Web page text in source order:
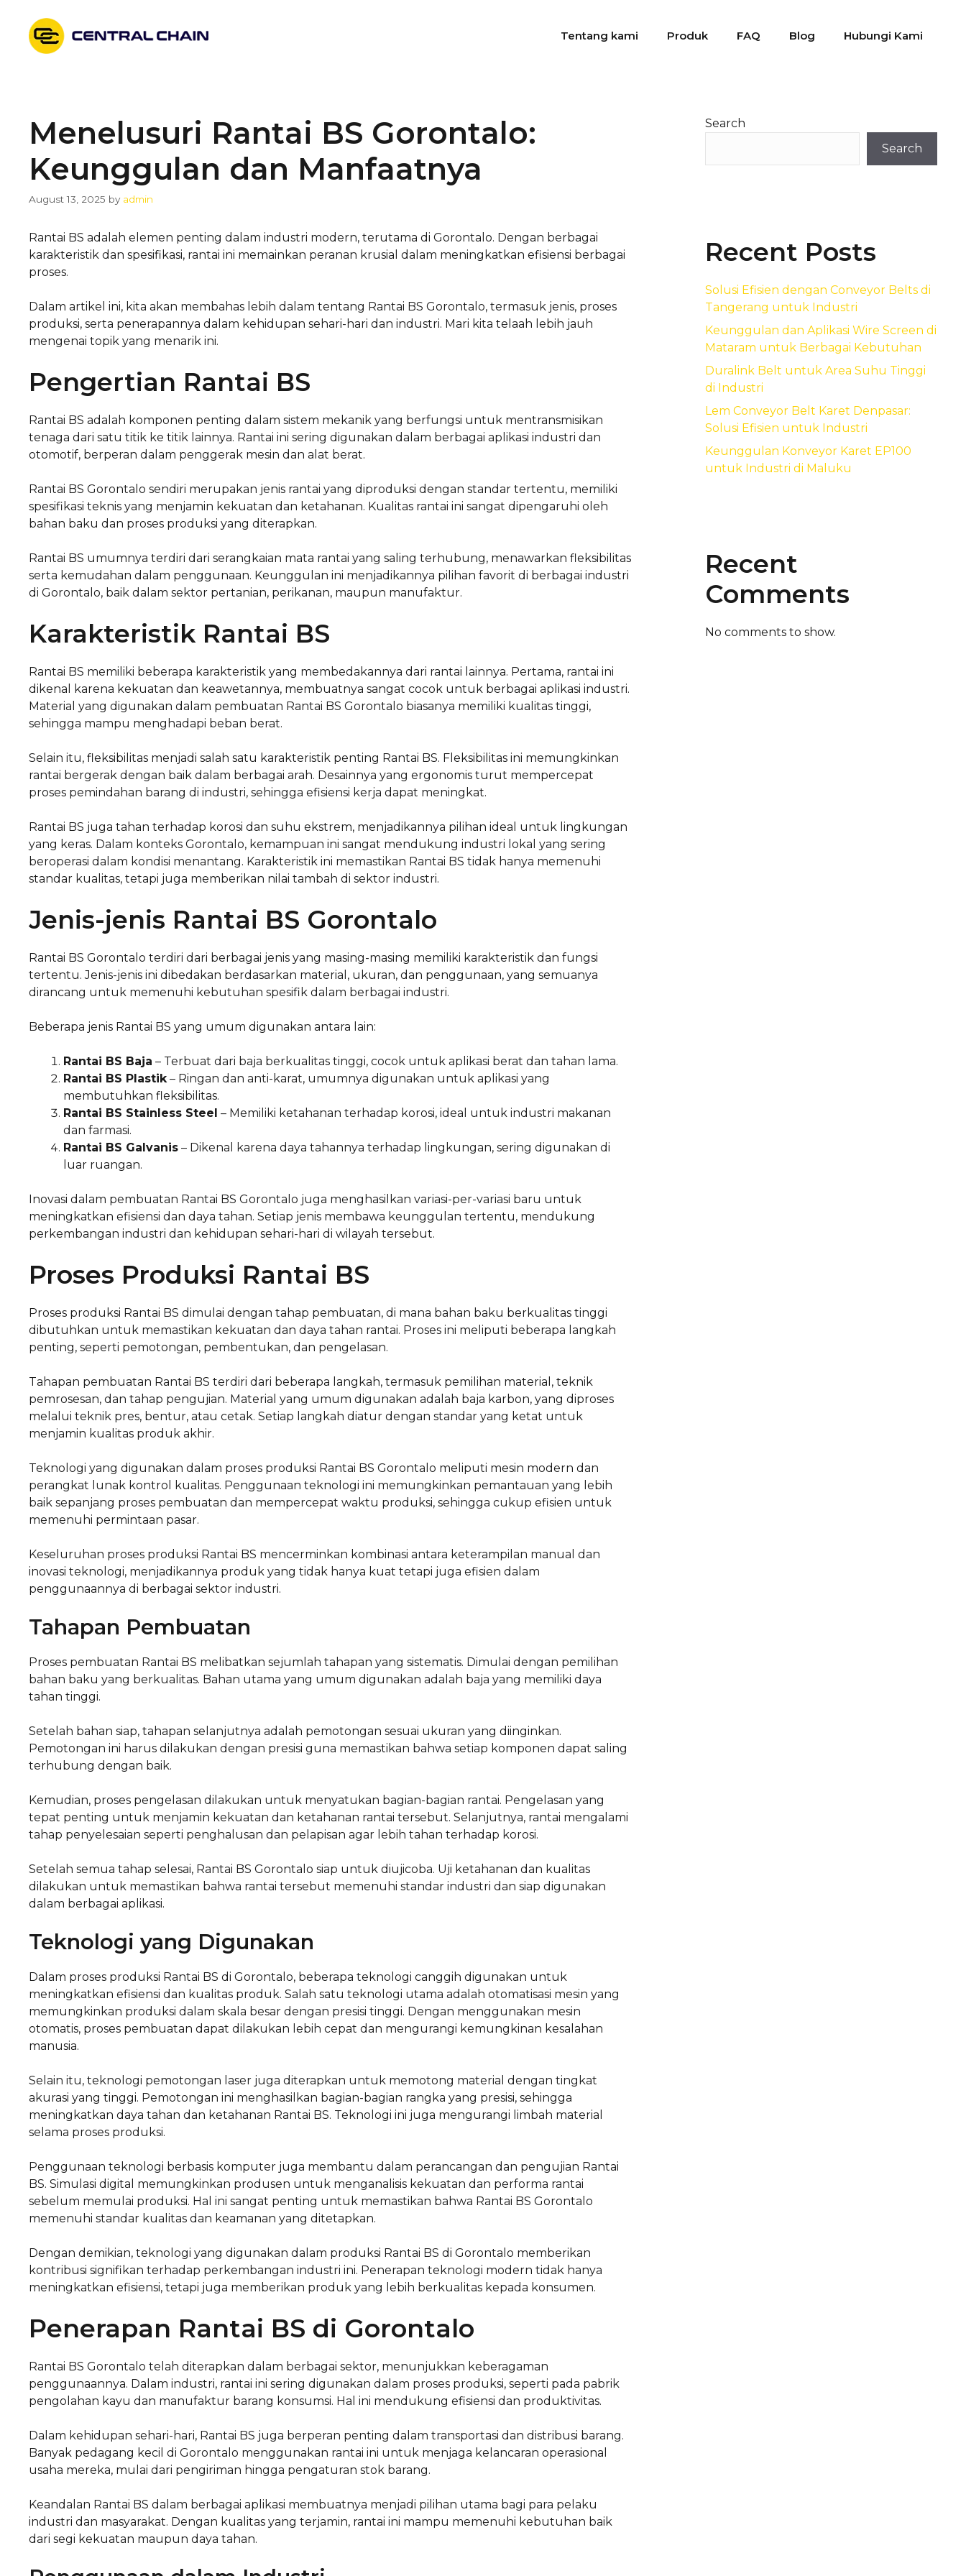
content
Tentang kami Produk FAQ Blog Hubungi Kami
Menelusuri Rantai BS Gorontalo:
Keunggulan dan Manfaatnya
August 13, 2025 by admin
Rantai BS adalah elemen penting dalam industri modern, terutama di Gorontalo. Dengan berbagai
karakteristik dan spesifikasi, rantai ini memainkan peranan krusial dalam meningkatkan efisiensi berbagai
proses.
Dalam artikel ini, kita akan membahas lebih dalam tentang Rantai BS Gorontalo, termasuk jenis, proses
produksi, serta penerapannya dalam kehidupan sehari-hari dan industri. Mari kita telaah lebih jauh
mengenai topik yang menarik ini.
Pengertian Rantai BS
Rantai BS adalah komponen penting dalam sistem mekanik yang berfungsi untuk mentransmisikan
tenaga dari satu titik ke titik lainnya. Rantai ini sering digunakan dalam berbagai aplikasi industri dan
otomotif, berperan dalam penggerak mesin dan alat berat.
Rantai BS Gorontalo sendiri merupakan jenis rantai yang diproduksi dengan standar tertentu, memiliki
spesifikasi teknis yang menjamin kekuatan dan ketahanan. Kualitas rantai ini sangat dipengaruhi oleh
bahan baku dan proses produksi yang diterapkan.
Rantai BS umumnya terdiri dari serangkaian mata rantai yang saling terhubung, menawarkan fleksibilitas
serta kemudahan dalam penggunaan. Keunggulan ini menjadikannya pilihan favorit di berbagai industri
di Gorontalo, baik dalam sektor pertanian, perikanan, maupun manufaktur.
Karakteristik Rantai BS
Rantai BS memiliki beberapa karakteristik yang membedakannya dari rantai lainnya. Pertama, rantai ini
dikenal karena kekuatan dan keawetannya, membuatnya sangat cocok untuk berbagai aplikasi industri.
Material yang digunakan dalam pembuatan Rantai BS Gorontalo biasanya memiliki kualitas tinggi,
sehingga mampu menghadapi beban berat.
Selain itu, fleksibilitas menjadi salah satu karakteristik penting Rantai BS. Fleksibilitas ini memungkinkan
rantai bergerak dengan baik dalam berbagai arah. Desainnya yang ergonomis turut mempercepat
proses pemindahan barang di industri, sehingga efisiensi kerja dapat meningkat.
Rantai BS juga tahan terhadap korosi dan suhu ekstrem, menjadikannya pilihan ideal untuk lingkungan
yang keras. Dalam konteks Gorontalo, kemampuan ini sangat mendukung industri lokal yang sering
beroperasi dalam kondisi menantang. Karakteristik ini memastikan Rantai BS tidak hanya memenuhi
standar kualitas, tetapi juga memberikan nilai tambah di sektor industri.
Jenis-jenis Rantai BS Gorontalo
Rantai BS Gorontalo terdiri dari berbagai jenis yang masing-masing memiliki karakteristik dan fungsi
tertentu. Jenis-jenis ini dibedakan berdasarkan material, ukuran, dan penggunaan, yang semuanya
dirancang untuk memenuhi kebutuhan spesifik dalam berbagai industri.
Beberapa jenis Rantai BS yang umum digunakan antara lain:
Rantai BS Baja – Terbuat dari baja berkualitas tinggi, cocok untuk aplikasi berat dan tahan lama.
Rantai BS Plastik – Ringan dan anti-karat, umumnya digunakan untuk aplikasi yang
membutuhkan fleksibilitas.
Rantai BS Stainless Steel – Memiliki ketahanan terhadap korosi, ideal untuk industri makanan
dan farmasi.
Rantai BS Galvanis – Dikenal karena daya tahannya terhadap lingkungan, sering digunakan di
luar ruangan.
Inovasi dalam pembuatan Rantai BS Gorontalo juga menghasilkan variasi-per-variasi baru untuk
meningkatkan efisiensi dan daya tahan. Setiap jenis membawa keunggulan tertentu, mendukung
perkembangan industri dan kehidupan sehari-hari di wilayah tersebut.
Proses Produksi Rantai BS
Proses produksi Rantai BS dimulai dengan tahap pembuatan, di mana bahan baku berkualitas tinggi
dibutuhkan untuk memastikan kekuatan dan daya tahan rantai. Proses ini meliputi beberapa langkah
penting, seperti pemotongan, pembentukan, dan pengelasan.
Tahapan pembuatan Rantai BS terdiri dari beberapa langkah, termasuk pemilihan material, teknik
pemrosesan, dan tahap pengujian. Material yang umum digunakan adalah baja karbon, yang diproses
melalui teknik pres, bentur, atau cetak. Setiap langkah diatur dengan standar yang ketat untuk
menjamin kualitas produk akhir.
Teknologi yang digunakan dalam proses produksi Rantai BS Gorontalo meliputi mesin modern dan
perangkat lunak kontrol kualitas. Penggunaan teknologi ini memungkinkan pemantauan yang lebih
baik sepanjang proses pembuatan dan mempercepat waktu produksi, sehingga cukup efisien untuk
memenuhi permintaan pasar.
Keseluruhan proses produksi Rantai BS mencerminkan kombinasi antara keterampilan manual dan
inovasi teknologi, menjadikannya produk yang tidak hanya kuat tetapi juga efisien dalam
penggunaannya di berbagai sektor industri.
Tahapan Pembuatan
Proses pembuatan Rantai BS melibatkan sejumlah tahapan yang sistematis. Dimulai dengan pemilihan
bahan baku yang berkualitas. Bahan utama yang umum digunakan adalah baja yang memiliki daya
tahan tinggi.
Setelah bahan siap, tahapan selanjutnya adalah pemotongan sesuai ukuran yang diinginkan.
Pemotongan ini harus dilakukan dengan presisi guna memastikan bahwa setiap komponen dapat saling
terhubung dengan baik.
Kemudian, proses pengelasan dilakukan untuk menyatukan bagian-bagian rantai. Pengelasan yang
tepat penting untuk menjamin kekuatan dan ketahanan rantai tersebut. Selanjutnya, rantai mengalami
tahap penyelesaian seperti penghalusan dan pelapisan agar lebih tahan terhadap korosi.
Setelah semua tahap selesai, Rantai BS Gorontalo siap untuk diujicoba. Uji ketahanan dan kualitas
dilakukan untuk memastikan bahwa rantai tersebut memenuhi standar industri dan siap digunakan
dalam berbagai aplikasi.
Teknologi yang Digunakan
Dalam proses produksi Rantai BS di Gorontalo, beberapa teknologi canggih digunakan untuk
meningkatkan efisiensi dan kualitas produk. Salah satu teknologi utama adalah otomatisasi mesin yang
memungkinkan produksi dalam skala besar dengan presisi tinggi. Dengan menggunakan mesin
otomatis, proses pembuatan dapat dilakukan lebih cepat dan mengurangi kemungkinan kesalahan
manusia.
Selain itu, teknologi pemotongan laser juga diterapkan untuk memotong material dengan tingkat
akurasi yang tinggi. Pemotongan ini menghasilkan bagian-bagian rangka yang presisi, sehingga
meningkatkan daya tahan dan ketahanan Rantai BS. Teknologi ini juga mengurangi limbah material
selama proses produksi.
Penggunaan teknologi berbasis komputer juga membantu dalam perancangan dan pengujian Rantai
BS. Simulasi digital memungkinkan produsen untuk menganalisis kekuatan dan performa rantai
sebelum memulai produksi. Hal ini sangat penting untuk memastikan bahwa Rantai BS Gorontalo
memenuhi standar kualitas dan keamanan yang ditetapkan.
Dengan demikian, teknologi yang digunakan dalam produksi Rantai BS di Gorontalo memberikan
kontribusi signifikan terhadap perkembangan industri ini. Penerapan teknologi modern tidak hanya
meningkatkan efisiensi, tetapi juga memberikan produk yang lebih berkualitas kepada konsumen.
Penerapan Rantai BS di Gorontalo
Rantai BS Gorontalo telah diterapkan dalam berbagai sektor, menunjukkan keberagaman
penggunaannya. Dalam industri, rantai ini sering digunakan dalam proses produksi, seperti pada pabrik
pengolahan kayu dan manufaktur barang konsumsi. Hal ini mendukung efisiensi dan produktivitas.
Dalam kehidupan sehari-hari, Rantai BS juga berperan penting dalam transportasi dan distribusi barang.
Banyak pedagang kecil di Gorontalo menggunakan rantai ini untuk menjaga kelancaran operasional
usaha mereka, mulai dari pengiriman hingga pengaturan stok barang.
Keandalan Rantai BS dalam berbagai aplikasi membuatnya menjadi pilihan utama bagi para pelaku
industri dan masyarakat. Dengan kualitas yang terjamin, rantai ini mampu memenuhi kebutuhan baik
dari segi kekuatan maupun daya tahan.
Search
Search
Recent Posts
Solusi Efisien dengan Conveyor Belts di
Tangerang untuk Industri
Keunggulan dan Aplikasi Wire Screen di
Mataram untuk Berbagai Kebutuhan
Duralink Belt untuk Area Suhu Tinggi
di Industri
Lem Conveyor Belt Karet Denpasar:
Solusi Efisien untuk Industri
Keunggulan Konveyor Karet EP100
untuk Industri di Maluku
Recent
Comments
No comments to show.